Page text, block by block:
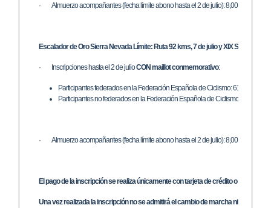
· Almuerzo acompañantes (fecha límite abono hasta el 2 de julio): 8,00 € por
Escalador de Oro Sierra Nevada Límite: Ruta 92 kms, 7 de julio y XIX Subida
· Inscripciones hasta el 2 de julioCON maillot conmemorativo:
Participantes federados en la Federación Española de Ciclismo: 61,00 €
Participantes no federados en la Federación Española de Ciclismo: 81,00 €
· Almuerzo acompañantes (fecha límite abono hasta el 2 de julio): 8,00 € por
El pago de la inscripción se realiza únicamente con tarjeta de crédito o débito.
Una vez realizada la inscripción no se admitirá el cambio de marcha ni habrá